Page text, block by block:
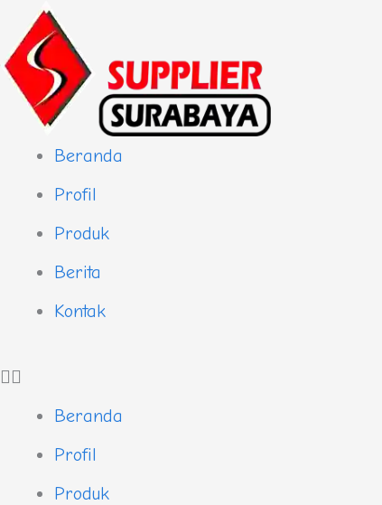
Skip
to
content
Beranda
Profil
Produk
Berita
Kontak
Beranda
Profil
Produk